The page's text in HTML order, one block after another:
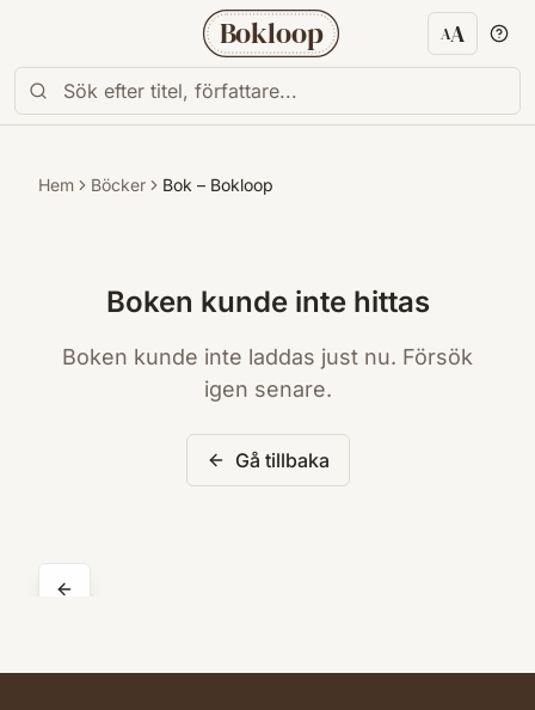
Bokloop AA
Hem Böcker Bok – Bokloop
Boken kunde inte hittas
Boken kunde inte laddas just nu. Försök
igen senare.
Gå tillbaka